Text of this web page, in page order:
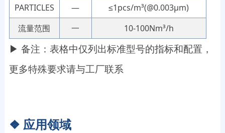
PARTICLES
—
≤1pcs/m³(@0.003μm)
流量范围
一 10-100Nm³/h
▶ 备注：表格中仅列出标准型号的指标和配置，
更多特殊要求请与工厂联系
❖ 应用领域